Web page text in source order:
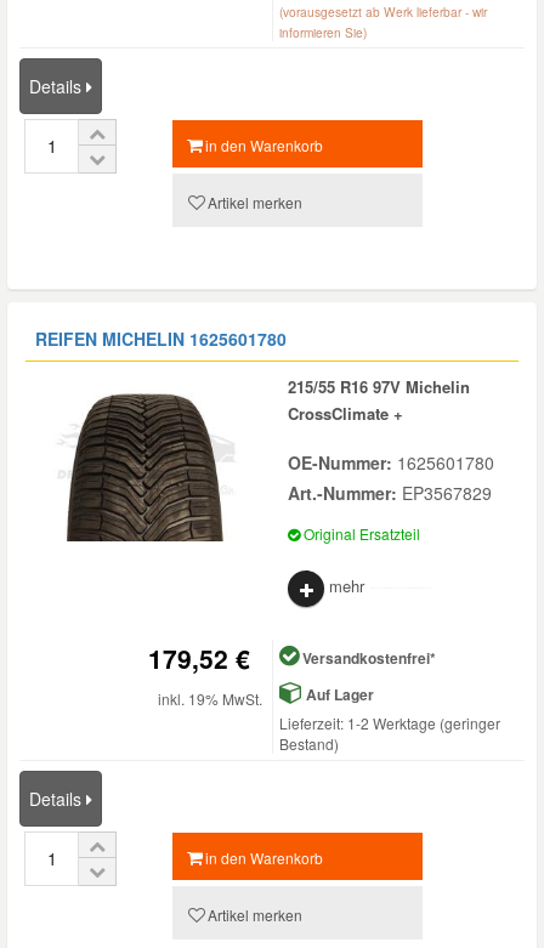
(vorausgesetzt ab Werk lieferbar - wir
informieren Sie)
Details
in den Warenkorb
Artikel merken
REIFEN MICHELIN 1625601780
215/55 R16 97V Michelin
CrossClimate +
OE-Nummer: 1625601780
Art.-Nummer: EP3567829
Original Ersatzteil
mehr
179,52 €
inkl. 19% MwSt.
Versandkostenfrei*
Auf Lager
Lieferzeit: 1-2 Werktage (geringer
Bestand)
Details
in den Warenkorb
Artikel merken